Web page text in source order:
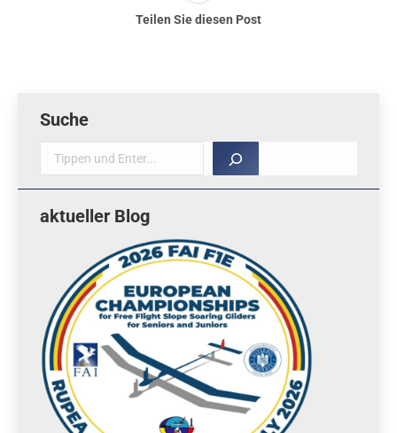
Teilen Sie diesen Post
Suche
Suche
aktueller Blog